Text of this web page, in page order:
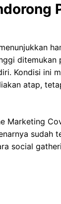
ditemukan
Kondisi ini
atap,
sudah
social